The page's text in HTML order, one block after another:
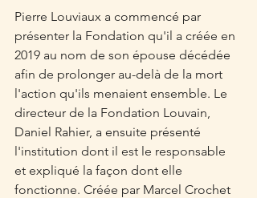
Pierre Louviaux a commencé par
présenter la Fondation qu'il a créée en
2019 au nom de son épouse décédée
afin de prolonger au-delà de la mort
l'action qu'ils menaient ensemble. Le
directeur de la Fondation Louvain,
Daniel Rahier, a ensuite présenté
l'institution dont il est le responsable
et expliqué la façon dont elle
fonctionne. Créée par Marcel Crochet